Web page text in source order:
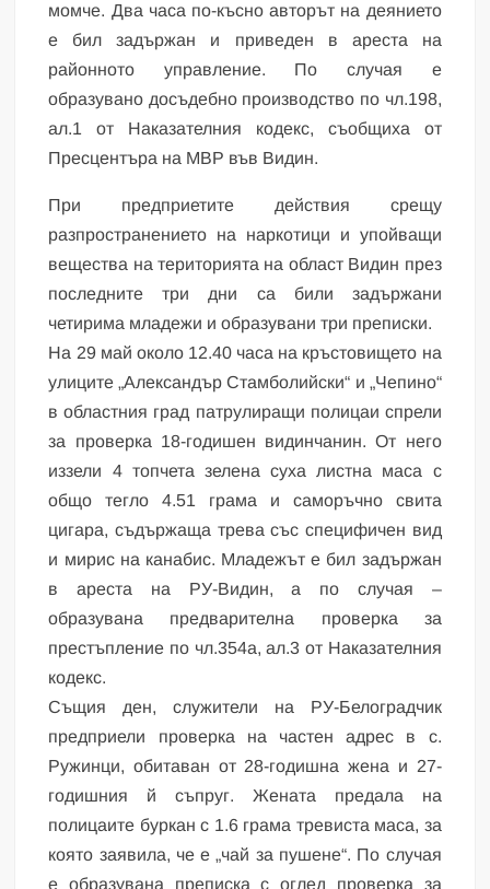
момче. Два часа по-късно авторът на деянието
е бил задържан и приведен в ареста на
районното управление. По случая е
образувано досъдебно производство по чл.198,
ал.1 от Наказателния кодекс, съобщиха от
Пресцентъра на МВР във Видин.
При предприетите действия срещу
разпространението на наркотици и упойващи
вещества на територията на област Видин през
последните три дни са били задържани
четирима младежи и образувани три преписки.
На 29 май около 12.40 часа на кръстовището на
улиците „Александър Стамболийски“ и „Чепино“
в областния град патрулиращи полицаи спрели
за проверка 18-годишен видинчанин. От него
иззели 4 топчета зелена суха листна маса с
общо тегло 4.51 грама и саморъчно свита
цигара, съдържаща трева със специфичен вид
и мирис на канабис. Младежът е бил задържан
в ареста на РУ-Видин, а по случая –
образувана предварителна проверка за
престъпление по чл.354а, ал.3 от Наказателния
кодекс.
Същия ден, служители на РУ-Белоградчик
предприели проверка на частен адрес в с.
Ружинци, обитаван от 28-годишна жена и 27-
годишния й съпруг. Жената предала на
полицаите буркан с 1.6 грама тревиста маса, за
която заявила, че е „чай за пушене“. По случая
е образувана преписка с оглед проверка за